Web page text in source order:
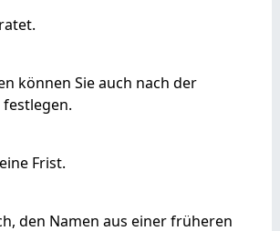
können Sie auch nach der
Frist.
den Namen aus einer früheren